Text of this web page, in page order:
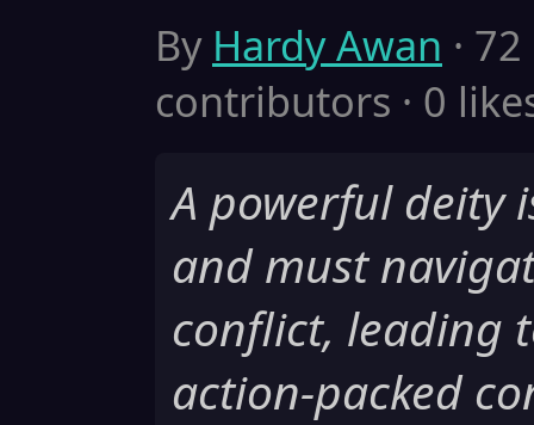
By Hardy Awan ·
contributors · 0
A powerful deity
and must
conflict, leading
action-packed